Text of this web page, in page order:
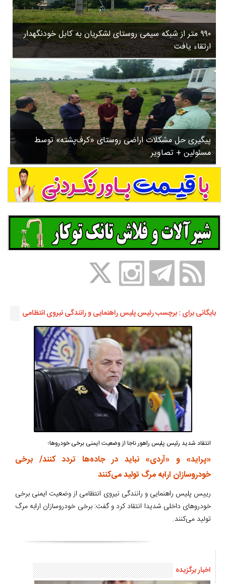
روستاها
ورزشی
سیاسی
چندرسانه ای
مسیر گردشگری دیلمان
درباره ما
۹۹۰ متر از شبکه سیمی روستای لشکریان به کابل خودنگهدار
ارتقاء یافت
پیگیری حل مشکلات اراضی روستای «کرف‌پشته» توسط
مسئولین + تصاویر
۳
۵
۸
ب
ا
ز
ن
ش
س
ت
ش
د
.
بایگانی برای : برچسب رئیس پلیس راهنمایی و رانندگی نیروی انتظامی
انتقاد شدید رئیس پلیس راهور ناجا از وضعیت ایمنی برخی خودروها؛
«پراید» و «آردی» نباید در جاده‌ها تردد کنند/ برخی
خودروسازان ارابه مرگ تولید می‌کنند
رییس پلیس راهنمایی و رانندگی نیروی انتظامی از وضعیت ایمنی برخی
خودروهای داخلی شدیدا انتقاد کرد و گفت:‌ برخی خودروسازان ارابه مرگ
تولید می‌کنند.
اخبار برگزیده